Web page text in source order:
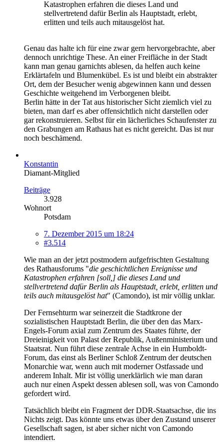
Katastrophen erfahren die dieses Land und
stellvertretend dafür Berlin als Hauptstadt, erlebt,
erlitten und teils auch mitausgelöst hat.
Genau das halte ich für eine zwar gern hervorgebrachte, aber
dennoch unrichtige These. An einer Freifläche in der Stadt
kann man genau garnichts ablesen, da helfen auch keine
Erklärtafeln und Blumenkübel. Es ist und bleibt ein abstrakter
Ort, dem der Besucher wenig abgewinnen kann und dessen
Geschichte weitgehend im Verborgenen bleibt.
Berlin hätte in der Tat aus historischer Sicht ziemlich viel zu
bieten, man darf es aber offensichtlich nicht darstellen oder
gar rekonstruieren. Selbst für ein lächerliches Schaufenster zu
den Grabungen am Rathaus hat es nicht gereicht. Das ist nur
noch beschämend.
Konstantin
Diamant-Mitglied
Beiträge
3.928
Wohnort
Potsdam
7. Dezember 2015 um 18:24
#3.514
Wie man an der jetzt postmodern aufgefrischten Gestaltung
des Rathausforums "die geschichtlichen Ereignisse und
Katastrophen erfahren [soll,] die dieses Land und
stellvertretend dafür Berlin als Hauptstadt, erlebt, erlitten und
teils auch mitausgelöst hat" (Camondo), ist mir völlig unklar.
Der Fernsehturm war seinerzeit die Stadtkrone der
sozialistischen Hauptstadt Berlin, die über den das Marx-
Engels-Forum axial zum Zentrum des Staates führte, der
Dreieinigkeit von Palast der Republik, Außenministerium und
Staatsrat. Nun führt diese zentrale Achse in ein Humboldt-
Forum, das einst als Berliner Schloß Zentrum der deutschen
Monarchie war, wenn auch mit moderner Ostfassade und
anderem Inhalt. Mir ist völlig unerklärlich wie man daran
auch nur einen Aspekt dessen ablesen soll, was von Camondo
gefordert wird.
Tatsächlich bleibt ein Fragment der DDR-Staatsachse, die ins
Nichts zeigt. Das könnte uns etwas über den Zustand unserer
Gesellschaft sagen, ist aber sicher nicht von Camondo
intendiert.